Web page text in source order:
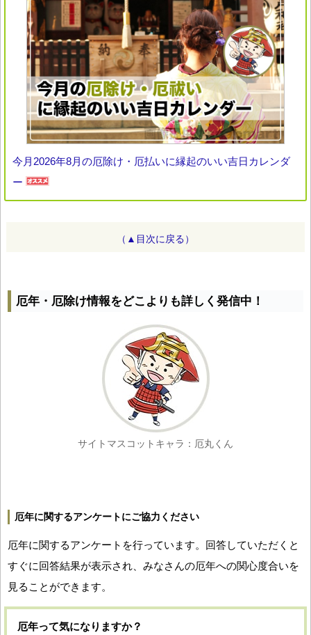
今月2026年8月の厄除け・厄払いに縁起のいい吉日カレンダ
ー
（▲目次に戻る）
厄年・厄除け情報をどこよりも詳しく発信中！
サイトマスコットキャラ：厄丸くん
厄年に関するアンケートにご協力ください
厄年に関するアンケートを行っています。回答していただくと
すぐに回答結果が表示され、みなさんの厄年への関心度合いを
見ることができます。
厄年って気になりますか？